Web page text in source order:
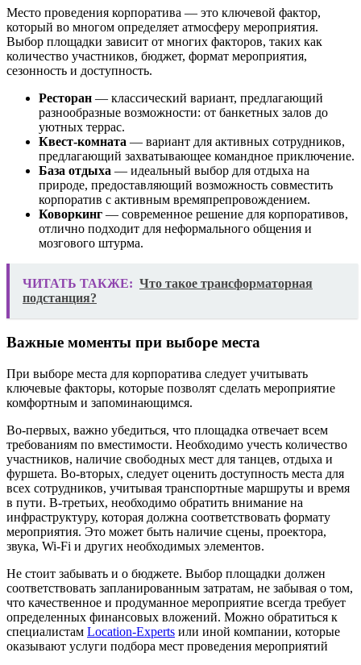
Место проведения корпоратива — это ключевой фактор,
который во многом определяет атмосферу мероприятия.
Выбор площадки зависит от многих факторов, таких как
количество участников, бюджет, формат мероприятия,
сезонность и доступность.
Ресторан — классический вариант, предлагающий
разнообразные возможности: от банкетных залов до
уютных террас.
Квест-комната — вариант для активных сотрудников,
предлагающий захватывающее командное приключение.
База отдыха — идеальный выбор для отдыха на
природе, предоставляющий возможность совместить
корпоратив с активным времяпрепровождением.
Коворкинг — современное решение для корпоративов,
отлично подходит для неформального общения и
мозгового штурма.
ЧИТАТЬ ТАКЖЕ: Что такое трансформаторная
подстанция?
Важные моменты при выборе места
При выборе места для корпоратива следует учитывать
ключевые факторы, которые позволят сделать мероприятие
комфортным и запоминающимся.
Во-первых, важно убедиться, что площадка отвечает всем
требованиям по вместимости. Необходимо учесть количество
участников, наличие свободных мест для танцев, отдыха и
фуршета. Во-вторых, следует оценить доступность места для
всех сотрудников, учитывая транспортные маршруты и время
в пути. В-третьих, необходимо обратить внимание на
инфраструктуру, которая должна соответствовать формату
мероприятия. Это может быть наличие сцены, проектора,
звука, Wi-Fi и других необходимых элементов.
Не стоит забывать и о бюджете. Выбор площадки должен
соответствовать запланированным затратам, не забывая о том,
что качественное и продуманное мероприятие всегда требует
определенных финансовых вложений. Можно обратиться к
специалистам Location-Experts или иной компании, которые
оказывают услуги подбора мест проведения мероприятий